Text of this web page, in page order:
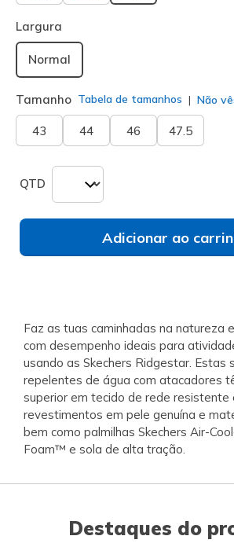
selecionado
Largura
Normal
Tamanho Tabela de tamanhos Não
43 44 46 47.5
QTD
Adicionar ao
Faz as tuas caminhadas na natureza
com desempenho ideais para
usando as Skechers Ridgestar. Estas
repelentes de água com atacadores
superior em tecido de rede resistente
revestimentos em pele genuína e
bem como palmilhas Skechers Air-
Foam™ e sola de alta tração.
Destaques do